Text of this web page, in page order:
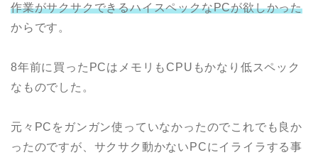
作業がサクサクできるハイスペックなPCが欲しかった
からです。
8年前に買ったPCはメモリもCPUもかなり低スペック
なものでした。
元々PCをガンガン使っていなかったのでこれでも良か
ったのですが、サクサク動かないPCにイライラする事